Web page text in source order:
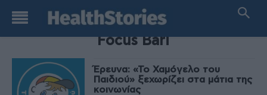
TAG
Focus Bari
Έρευνα: «Το Χαμόγελο του
Παιδιού» ξεχωρίζει στα μάτια της
κοινωνίας